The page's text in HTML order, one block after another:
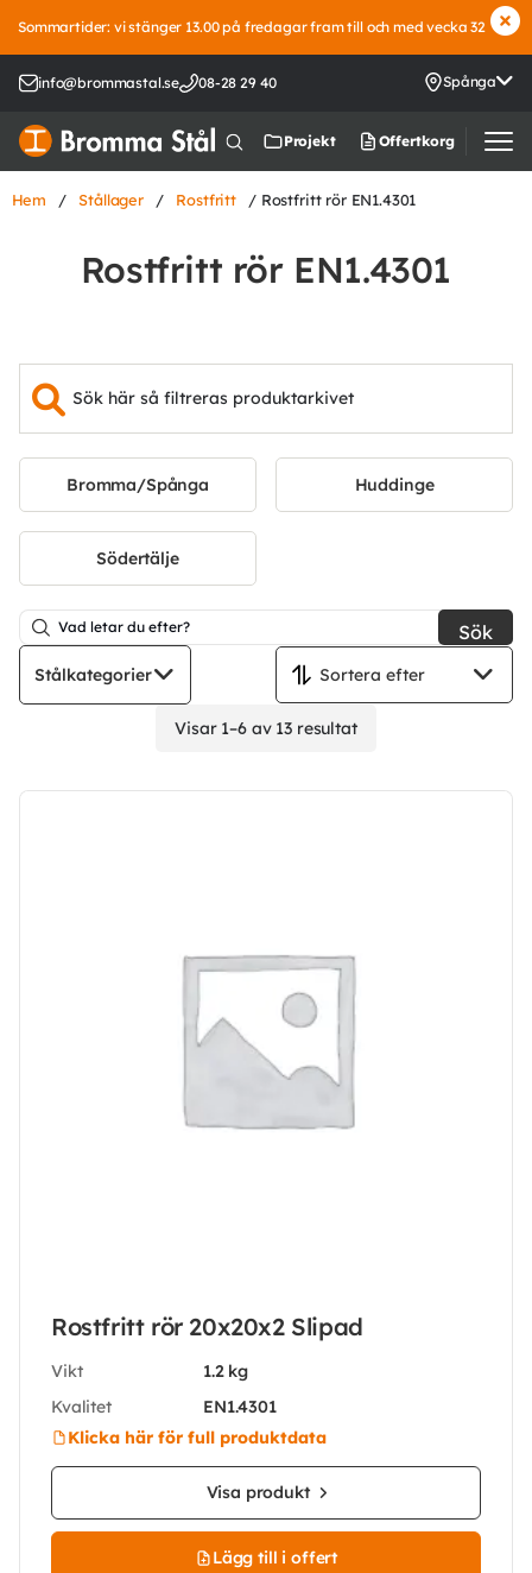
Sommartider: vi stänger 13.00 på fredagar fram till och med vecka 32
info@brommastal.se 08-28 29 40 Spånga
Projekt Offertkorg
Hem / Stållager / Rostfritt / Rostfritt rör EN1.4301
Rostfritt rör EN1.4301
Bromma/Spånga Huddinge
Södertälje
Sök
Stålkategorier
Visar 1–6 av 13 resultat
Rostfritt rör 20x20x2 Slipad
Vikt
1.2 kg
Kvalitet
EN1.4301
Klicka här för full produktdata
Visa produkt
Lägg till i offert